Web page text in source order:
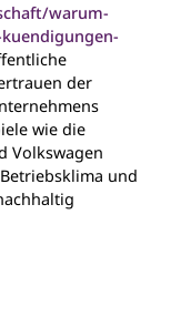
warum-
der
wie die
Volkswagen
und